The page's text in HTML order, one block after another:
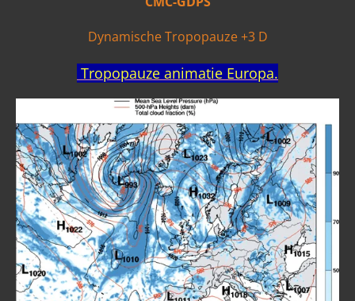
Dynamische Tropopauze +3 D
Tropopauze animatie Europa.